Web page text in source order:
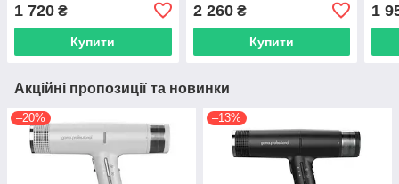
1 720 ₴
Купити
2 260₴
Купити
1
Акційні пропозиції та новинки
–20% –13%